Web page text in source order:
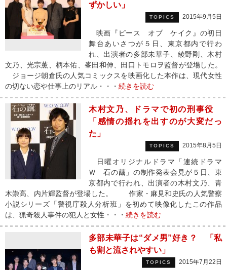
ずかしい」
TOPICS 2015年9月5日
映画『ピース オブ ケイク』の初日
舞台あいさつが５日、東京都内で行わ
れ、出演者の多部未華子、綾野剛、木村
文乃、光宗薫、柄本佑、峯田和伸、田口トモロヲ監督が登場した。
ジョージ朝倉氏の人気コミックスを映画化した本作は、現代女性
の切ない恋や仕事上のリアル・・・ 続きを読む
木村文乃、ドラマで初の刑事役
「感情の揺れを出すのが大変だっ
た」
TOPICS 2015年8月5日
日曜オリジナルドラマ「連続ドラマ
Ｗ 石の繭」の制作発表会見が５日、東
京都内で行われ、出演者の木村文乃、青
木崇高、内片輝監督が登場した。 作家・麻見和史氏の人気警察
小説シリーズ「警視庁殺人分析班」を初めて映像化したこの作品
は、猟奇殺人事件の犯人と女性・・・ 続きを読む
多部未華子は“ダメ男”好き？ 「私
も割と流されやすい」
TOPICS 2015年7月22日